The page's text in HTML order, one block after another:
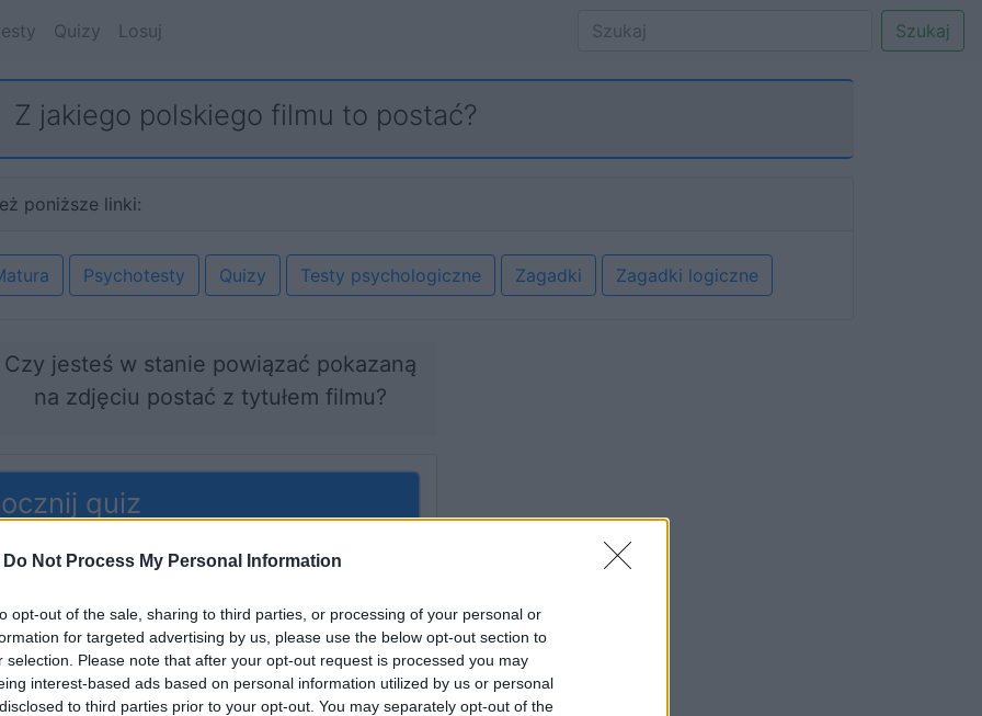
Do Not Process My Personal Information
opt-out of the sale, sharing to third parties, or processing of your personal or
for targeted advertising by us, please use the below opt-out section to
selection. Please note that after your opt-out request is processed you may
interest-based ads based on personal information utilized by us or personal
to third parties prior to your opt-out. You may separately opt-out of the
Quizy Losuj Szukaj
Z jakiego polskiego filmu to postać?
poniższe linki:
Psychotesty Quizy Testy psychologiczne Zagadki Zagadki logiczne
Czy jesteś w stanie powiązać pokazaną
na zdjęciu postać z tytułem filmu?
quiz